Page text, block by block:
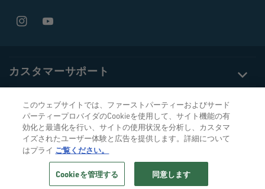
InstagramYouTube
カスタマーサポート
企業情報
プライバシー・リーガル
© 2026,YETIジャパン合同会社 Powered by
このウェブサイトでは、ファーストパーティーおよびサード
パーティープロバイダのCookieを使用して、サイト機能の有
効化と最適化を行い、サイトの使用状況を分析し、カスタマ
イズされたユーザー体験と広告を提供します。詳細について
はプライ ご覧ください。
Cookieを管理する 同意します